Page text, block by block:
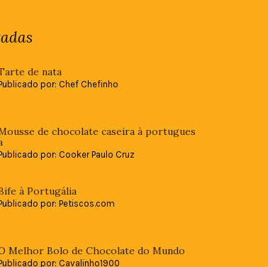
de nata
por: Chef Chefinho
de chocolate caseira à portugues
por: Cooker Paulo Cruz
à Portugália
por: Petiscos.com
Melhor Bolo de Chocolate do Mundo
por: Cavalinho1900